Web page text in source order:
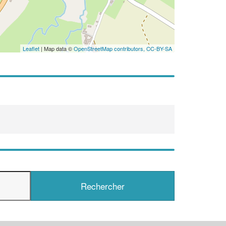
Leaflet | Map data ©OpenStreetMap contributors, CC-BY-SA
En savoir plus